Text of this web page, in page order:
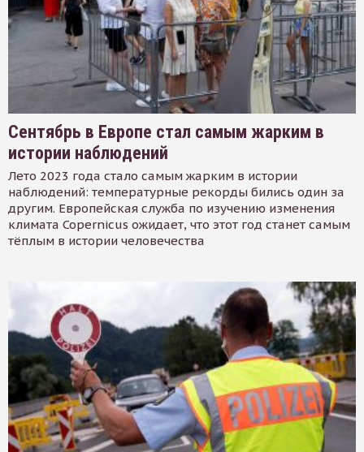
Сентябрь в Европе стал самым жарким в
истории наблюдений
Лето 2023 года стало самым жарким в истории
наблюдений: температурные рекорды бились один за
другим. Европейская служба по изучению изменения
климата Copernicus ожидает, что этот год станет самым
тёплым в истории человечества